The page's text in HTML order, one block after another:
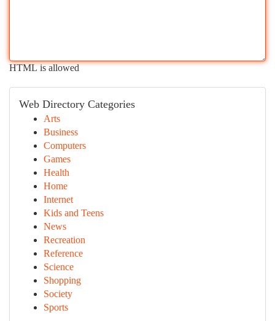
HTML is allowed
Web Directory Categories
Arts
Business
Computers
Games
Health
Home
Internet
Kids and Teens
News
Recreation
Reference
Science
Shopping
Society
Sports